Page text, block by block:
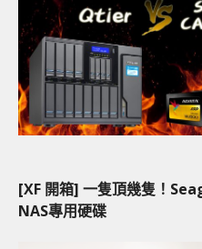
[XF 開箱] 一隻頂幾隻！
NAS專用硬碟